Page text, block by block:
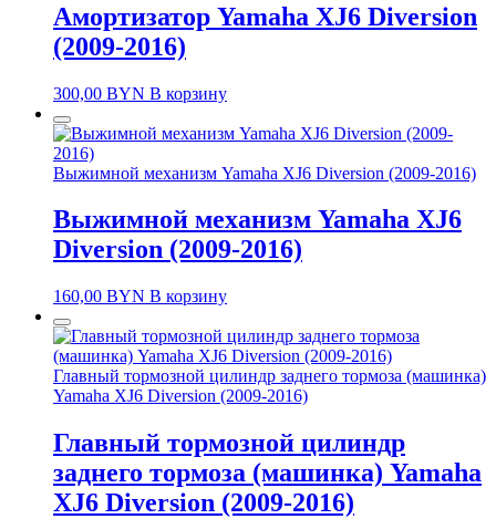
Амортизатор Yamaha XJ6 Diversion
(2009-2016)
300,00 BYN В корзину
Выжимной механизм Yamaha XJ6 Diversion (2009-2016)
Выжимной механизм Yamaha XJ6
Diversion (2009-2016)
160,00 BYN В корзину
Главный тормозной цилиндр заднего тормоза (машинка)
Yamaha XJ6 Diversion (2009-2016)
Главный тормозной цилиндр
заднего тормоза (машинка) Yamaha
XJ6 Diversion (2009-2016)